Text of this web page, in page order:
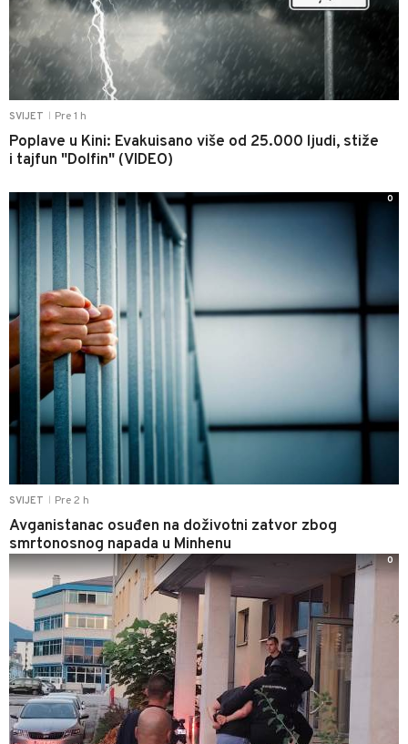
SVIJET Pre 1 h
Poplave u Kini: Evakuisano više od 25.000 ljudi, stiže
i tajfun "Dolfin" (VIDEO)
SVIJET Pre 2 h
Avganistanac osuđen na doživotni zatvor zbog
smrtonosnog napada u Minhenu
0
0